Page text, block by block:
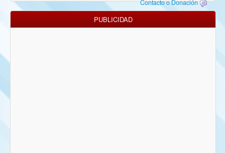
NORMAS FORO
Descargas
Contacto o Donación
PUBLICIDAD